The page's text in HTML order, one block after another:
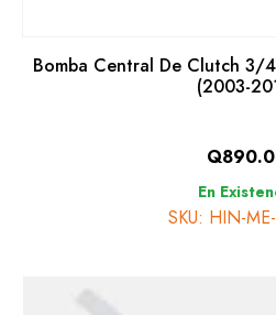
Bomba Central De Clutch 3/
(2003-
Q
En
SKU: HIN-